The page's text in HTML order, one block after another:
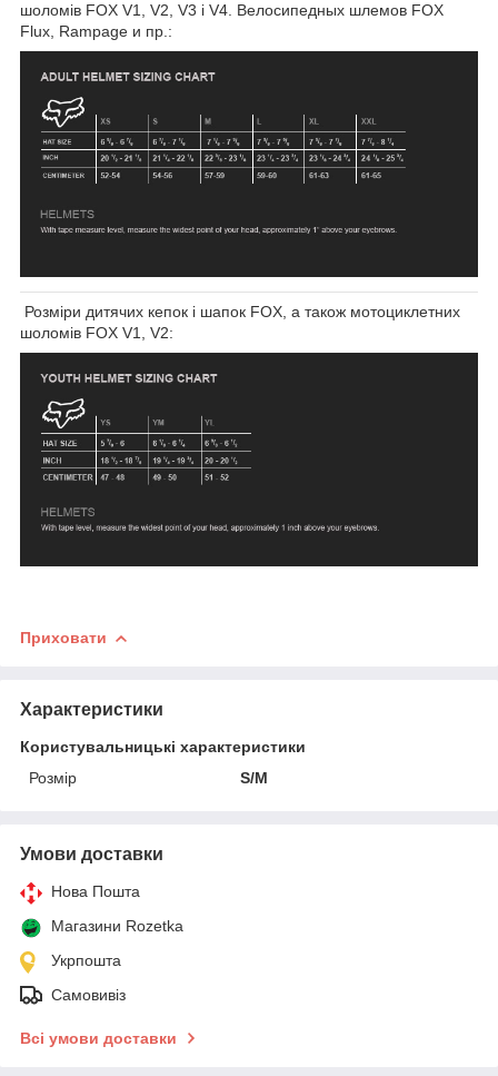
шоломів FOX V1, V2, V3 і V4. Велосипедных шлемов FOX
Flux, Rampage и пр.:
Розміри дитячих кепок і шапок FOX, а також мотоциклетних
шоломів FOX V1, V2:
Приховати
Характеристики
Користувальницькі характеристики
Розмір
S/M
Умови доставки
Нова Пошта
Магазини Rozetka
Укрпошта
Самовивіз
Всі умови доставки